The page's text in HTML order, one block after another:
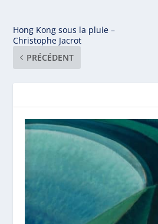
Hong Kong sous la pluie –
Christophe Jacrot
PRÉCÉDENT